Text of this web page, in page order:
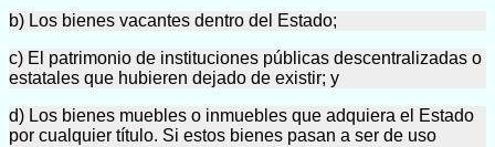
b) Los bienes vacantes dentro del Estado;
c) El patrimonio de instituciones públicas descentralizadas o
estatales que hubieren dejado de existir; y
d) Los bienes muebles o inmuebles que adquiera el Estado
por cualquier título. Si estos bienes pasan a ser de uso